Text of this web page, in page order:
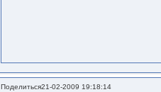
Поделиться21-02-2009 19:18:14